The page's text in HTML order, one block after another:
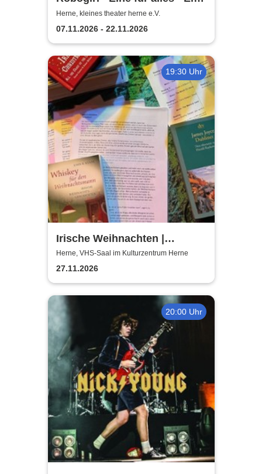
Komödie aus der nahen
Zukunft
Herne, kleines theater herne e.V.
07.11.2026 - 22.11.2026
19:30 Uhr
Irische Weihnachten |
Musikalische Lesung mit
Mareike Graepel & Chris
Donovan
Herne, VHS-Saal im Kulturzentrum Herne
27.11.2026
20:00 Uhr